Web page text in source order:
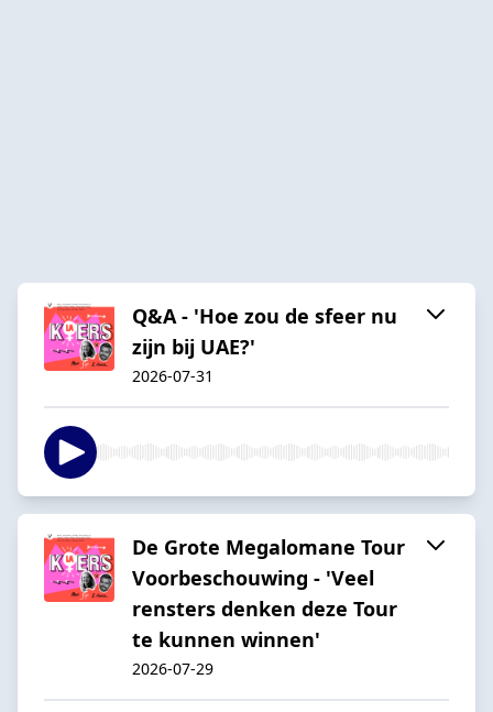
Q&A - 'Hoe zou de sfeer nu
zijn bij UAE?'
2026-07-31
De Grote Megalomane Tour
Voorbeschouwing - 'Veel
rensters denken deze Tour
te kunnen winnen'
2026-07-29